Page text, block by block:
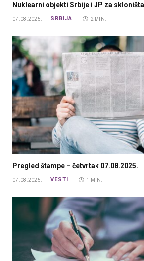
Nuklearni objekti Srbije i JP za skloništa
07.08.2025. SRBIJA 2 MIN.
Pregled štampe – četvrtak 07.08.2025.
07.08.2025. VESTI 1 MIN.